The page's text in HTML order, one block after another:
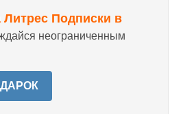
Литрес Подписки в
неограниченным